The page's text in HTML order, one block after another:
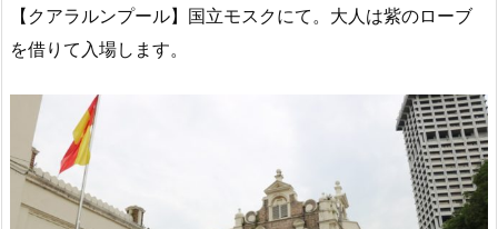
【クアラルンプール】国立モスクにて。大人は紫のローブ
を借りて入場します。